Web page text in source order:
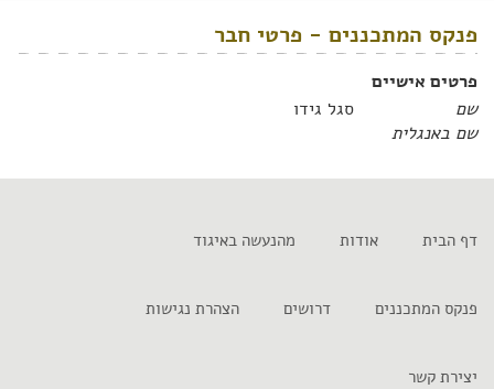
פנקס המתכננים - פרטי חבר
פרטים אישיים
שם
סגל גידו
שם באנגלית
דף הבית אודות מהנעשה באיגוד
פנקס המתכננים דרושים הצהרת נגישות
יצירת קשר